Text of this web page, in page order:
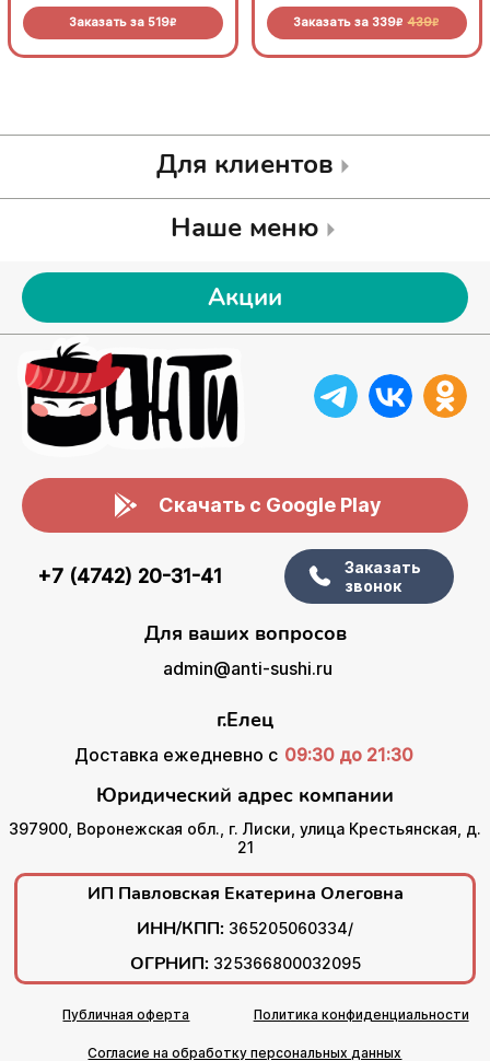
Заказать за 519R
попробовать!
Заказать за 339R 439R
Для клиентов
Наше меню
Акции
Скачать с Google Play
+7 (4742) 20-31-41
Заказать
звонок
Для ваших вопросов
admin@anti-sushi.ru
г.Елец
Доставка ежедневно с 09:30 до 21:30
Юридический адрес компании
397900, Воронежская обл., г. Лиски, улица Крестьянская, д.
21
ИП Павловская Екатерина Олеговна
ИНН/КПП: 365205060334/
ОГРНИП: 325366800032095
Публичная оферта Политика конфиденциальности
Согласие на обработку персональных данных